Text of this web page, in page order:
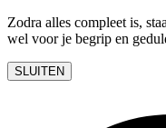
Zodra alles compleet is,
wel voor je begrip en
SLUITEN